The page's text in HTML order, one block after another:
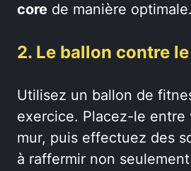
core de manière optimale.
2. Le ballon contre
Utilisez un ballon de
exercice. Placez-le entre
mur, puis effectuez des
à raffermir non